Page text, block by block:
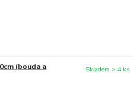
(bouda a
Skladem > 4 ks